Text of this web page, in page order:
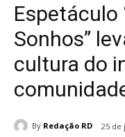
Espetáculo
Sonhos”
cultura do
By Redação RD 25 de